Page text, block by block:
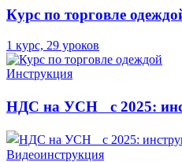
Курс по торговле
1 курс, 29 уроков
Инструкция
НДС на УСН с 2025:
Видеоинструкция